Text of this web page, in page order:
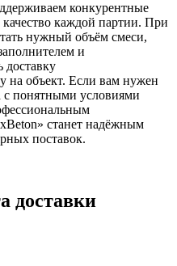
конкурентные
каждой партии. При
нужный объём смеси,
и
доставку
на объект. Если вам нужен
понятными условиями
станет надёжным
поставок.
доставки